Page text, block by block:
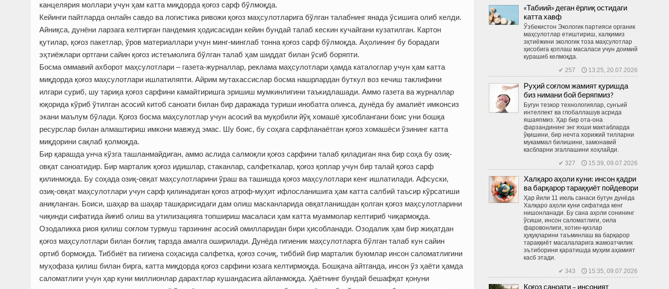
канцелярия моллари учун ҳам катта миқдорда қоғоз сарф бўлмоқда.
Кейинги пайтларда онлайн савдо ва логистика ривожи қоғоз маҳсулотларига бўлган талабнинг янада ўсишига олиб келди.
Айниқса, дунёни ларзага келтирган пандемия ҳодисасидан ке­йин бундай талаб кескин кучайгани кузатилган. Картон
қутилар, қоғоз пакетлар, ўров материаллари учун минг-минглаб тонна қоғоз сарф бўлмоқда. Аҳолининг бу борадаги
эҳтиёжлари ортгани сайин қоғоз истеъмолига бўлган талаб ҳам шиддат билан ўсиб боряпти.
Босма оммавий ахборот маҳсулотлари – газета-журналлар, реклама маҳсулотлари ҳамда каталоглар учун ҳам катта
миқдорда қоғоз маҳсулотлари ишлатиляпти. Айрим мутахассислар босма нашрлардан буткул воз кечиш таклифини
илгари суриб, шу тариқа қоғоз сарфини камайтиришга эришиш мумкинлигини таъкидлашади. Аммо газета ва журналлар
юқорида кўриб ўтилган асосий китоб саноати билан бир даражада туриши инобатга олинса, дунёда бу амалиёт имконсиз
экани маълум бўлади. Қоғоз босма маҳсулотлар учун асосий ва муқобили йўқ хомашё ҳисоб­лангани боис уни бошқа
ресурслар билан алмаштириш имкони мавжуд эмас. Шу боис, бу соҳага сарфланаётган қоғоз хомашёси ўзининг катта
миқдорини сақлаб қолмоқда.
Бир қарашда унча кўзга ташланмайдиган, аммо аслида салмоқли қоғоз сарфини талаб қиладиган яна бир соҳа бу озиқ-
овқат саноатидир. Бир марталик қоғоз идишлар, стаканлар, салфеткалар, қоғоз қоплар учун бир талай қоғоз сарф
қилинмоқда. Бу соҳада озиқ-овқат маҳсулотларини ўраш ва ташишда қоғоз маҳсулотлари кенг ишлатилади. Афсуски,
озиқ-овқат маҳсулотлари учун сарф қилинадиган қоғоз атроф-муҳит ифлосланишига ҳам катта салбий таъсир кўрсатиши
аниқланган. Боиси, шаҳар ва шаҳар ташқарисидаги дам олиш масканларида овқатланишдан қолган қоғоз маҳсулотларини
чиқинди сифатида йиғиб олиш ва утилизацияга топшириш масаласи ҳам катта муаммолар келтириб чиқармоқда.
Озодаликка риоя қилиш соғлом турмуш тарзининг асосий омилларидан бири ҳисобланади. Озодалик ҳам бир жиҳатдан
қоғоз маҳсулотлари билан боғлиқ тарзда амалга оширилади. Дунёда гигиеник маҳсулотларга бўлган талаб кун сайин
ортиб бормоқда. Тиббиёт ва гигиена соҳасида салфетка, қоғоз сочиқ, тиббий бир марталик буюмлар инсон саломатлигини
муҳофаза қилиш билан бирга, катта миқдорда қоғоз сарфини юзага келтирмоқда. Бошқача айтганда, инсон ўз ҳаёти ҳамда
саломатлиги учун ҳар куни миллионлар дарахтлар кушандасига айланмоқда. Ҳаётнинг бундай бешафқат қонуни
«Табиий» деган ёрлиқ остидаги
катта хавф
Ўзбекистон Экологик партияси органик
маҳсулотлар етиштириш, халқимиз
эҳтиёжини экологик тоза маҳсулотлар
ҳисобига қоплаш масаласи учун доимий
курашиб келмоқда.
✔ 257 🕔 13:25, 20.07.2026
Руҳий соғлом жамият қуришда
биз нимани бой беряпмиз?
Бугун тезкор технологиялар, сунъий
интеллект ва глобаллашув асрида
яшаяпмиз. Ҳар бир ота-она
фарзандининг энг яхши мактабларда
ўқишини, бир нечта хорижий тилларни
мукаммал билишини, замонавий
касбларни эгаллашини хоҳлайди.
✔ 327 🕔 15:39, 09.07.2026
Халқаро аҳоли куни: инсон қадри
ва барқарор тараққиёт пойдевори
Ҳар йили 11 июль санаси бутун дунёда
Халқаро аҳоли куни сифатида кенг
нишонланади. Бу сана аҳоли сонининг
ўсиши, инсон саломатлиги, оила
фаровонлиги, хотин-қизлар
ҳуқуқларини таъминлаш ва барқарор
тараққиёт масалаларига жамоатчилик
эътиборини қаратишда муҳим аҳамият
касб этади.
✔ 343 🕔 15:35, 09.07.2026
Қоғоз саноати – инсоният